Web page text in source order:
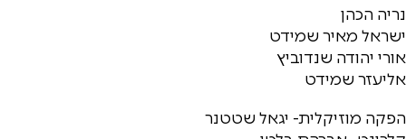
נריה הכהן
ישראל מאיר שמידט
אורי יהודה שנדוביץ
אליעזר שמידט
הפקה מוזיקלית- יגאל שטטנר